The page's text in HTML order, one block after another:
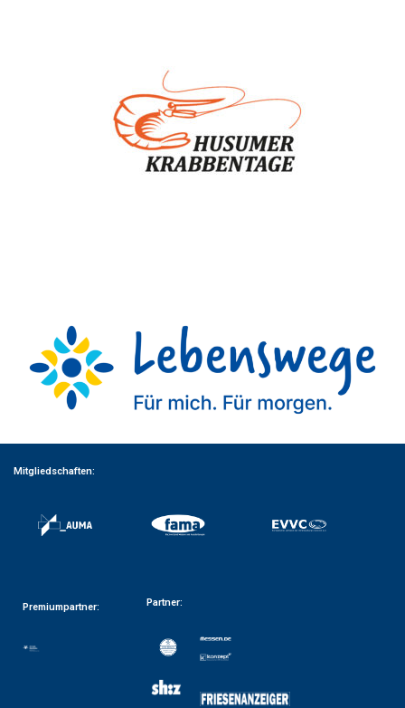
Mitgliedschaften:
Premiumpartner: Partner: